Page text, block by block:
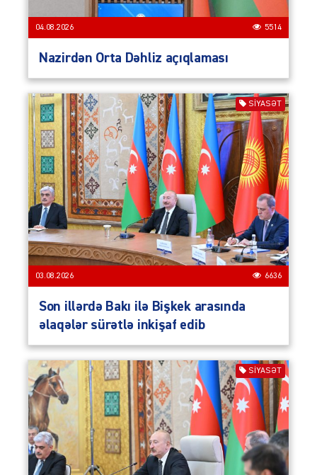
04.08.2026 5514
Nazirdən Orta Dəhliz açıqlaması
SIYASƏT
03.08.2026 6636
Son illərdə Bakı ilə Bişkek arasında
əlaqələr sürətlə inkişaf edib
SIYASƏT